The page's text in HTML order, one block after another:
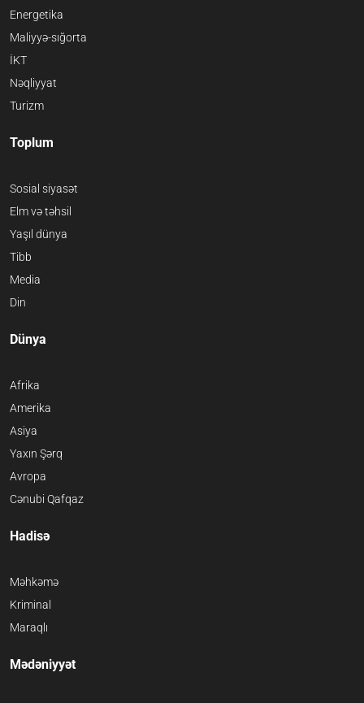
Energetika
Maliyyə-sığorta
İKT
Nəqliyyat
Turizm
Toplum
Sosial siyasət
Elm və təhsil
Yaşıl dünya
Tibb
Media
Din
Dünya
Afrika
Amerika
Asiya
Yaxın Şərq
Avropa
Cənubi Qafqaz
Hadisə
Məhkəmə
Kriminal
Maraqlı
Mədəniyyət